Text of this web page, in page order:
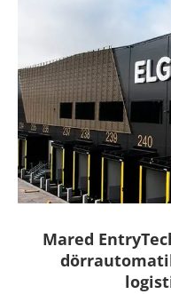
Mared